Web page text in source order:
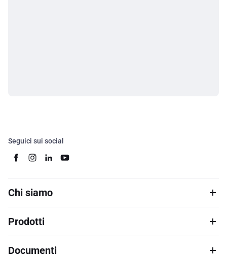
Seguici sui social
Chi siamo
Prodotti
Documenti